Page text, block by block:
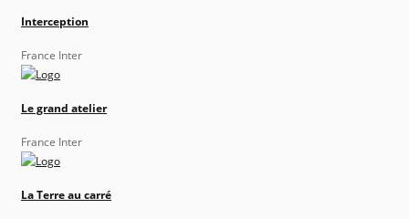
Interception
France Inter
Le grand atelier
France Inter
La Terre au carré